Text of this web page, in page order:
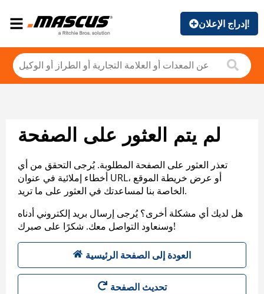
إدراج الإعلان!
لم يتم العثور على الصفحة
تعذر العثور على الصفحة المطلوبة. يُرجى التحقق من أي
أخطاء إملائية في عنوان URL، أو عرض خريطة الموقع
الخاصة بنا لمساعدتك في العثور على ما تريد.
هل لديك أي مشكلة أخرى؟ يُرجى إرسال بريد إلكتروني أدناه
وسنعاود التواصل معك. شكرًا على صبرك!
العودة إلى الصفحة الرئيسية
تحديث الصفحة